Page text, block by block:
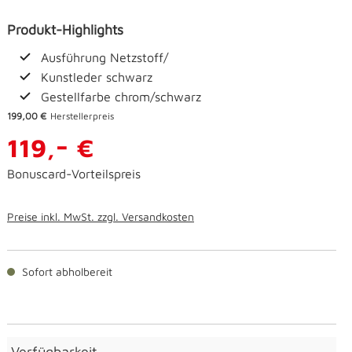
Produkt-Highlights
Ausführung Netzstoff/
Kunstleder schwarz
Gestellfarbe chrom/schwarz
199,00 € Herstellerpreis
119,- €
Bonuscard-Vorteilspreis
Preise inkl. MwSt. zzgl. Versandkosten
Sofort abholbereit